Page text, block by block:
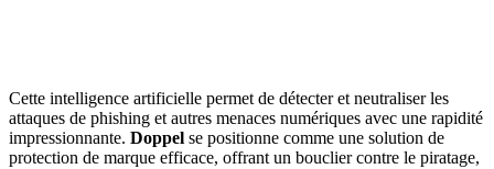
Cette intelligence artificielle permet de détecter et neutraliser les
attaques de phishing et autres menaces numériques avec une rapidité
impressionnante. Doppel se positionne comme une solution de
protection de marque efficace, offrant un bouclier contre le piratage,